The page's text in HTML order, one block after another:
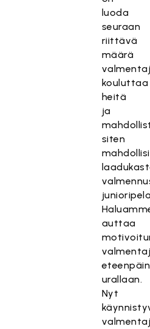
luoda
seuraan
riittävä
määrä
kouluttaa
heitä
ja
siten
auttaa
eteenpäin
urallaan.
Nyt